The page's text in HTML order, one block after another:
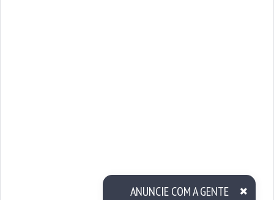
ANUNCIE COM A GENTE